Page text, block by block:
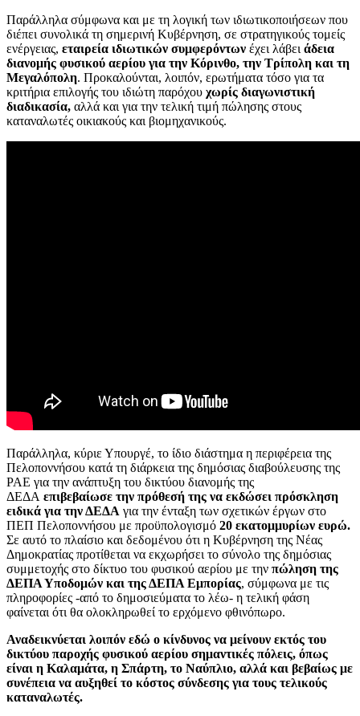
Παράλληλα σύμφωνα και με τη λογική των ιδιωτικοποιήσεων που
διέπει συνολικά τη σημερινή Κυβέρνηση, σε στρατηγικούς τομείς
ενέργειας, εταιρεία ιδιωτικών συμφερόντων έχει λάβει άδεια
διανομής φυσικού αερίου για την Κόρινθο, την Τρίπολη και τη
Μεγαλόπολη. Προκαλούνται, λοιπόν, ερωτήματα τόσο για τα
κριτήρια επιλογής του ιδιώτη παρόχου χωρίς διαγωνιστική
διαδικασία, αλλά και για την τελική τιμή πώλησης στους
καταναλωτές οικιακούς και βιομηχανικούς.
Παράλληλα, κύριε Υπουργέ, το ίδιο διάστημα η περιφέρεια της
Πελοποννήσου κατά τη διάρκεια της δημόσιας διαβούλευσης της
ΡΑΕ για την ανάπτυξη του δικτύου διανομής της
ΔΕΔΑ επιβεβαίωσε την πρόθεσή της να εκδώσει πρόσκληση
ειδικά για την ΔΕΔΑ για την ένταξη των σχετικών έργων στο
ΠΕΠ Πελοποννήσου με προϋπολογισμό 20 εκατομμυρίων ευρώ.
Σε αυτό το πλαίσιο και δεδομένου ότι η Κυβέρνηση της Νέας
Δημοκρατίας προτίθεται να εκχωρήσει το σύνολο της δημόσιας
συμμετοχής στο δίκτυο του φυσικού αερίου με την πώληση της
ΔΕΠΑ Υποδομών και της ΔΕΠΑ Εμπορίας, σύμφωνα με τις
πληροφορίες -από το δημοσιεύματα το λέω- η τελική φάση
φαίνεται ότι θα ολοκληρωθεί το ερχόμενο φθινόπωρο.
Αναδεικνύεται λοιπόν εδώ ο κίνδυνος να μείνουν εκτός του
δικτύου παροχής φυσικού αερίου σημαντικές πόλεις, όπως
είναι η Καλαμάτα, η Σπάρτη, το Ναύπλιο, αλλά και βεβαίως με
συνέπεια να αυξηθεί το κόστος σύνδεσης για τους τελικούς
καταναλωτές.